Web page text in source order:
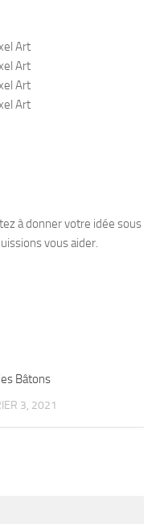
à donner votre idée sous
vous aider.
Bâtons
3, 2021